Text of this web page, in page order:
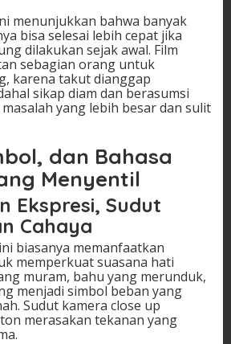
menunjukkan bahwa banyak
bisa selesai lebih cepat jika
dilakukan sejak awal. Film
sebagian orang untuk
karena takut dianggap
sikap diam dan berasumsi
yang lebih besar dan sulit
dan Bahasa
Menyentil
Ekspresi, Sudut
Cahaya
biasanya memanfaatkan
memperkuat suasana hati
muram, bahu yang merunduk,
menjadi simbol beban yang
Sudut kamera close up
merasakan tekanan yang